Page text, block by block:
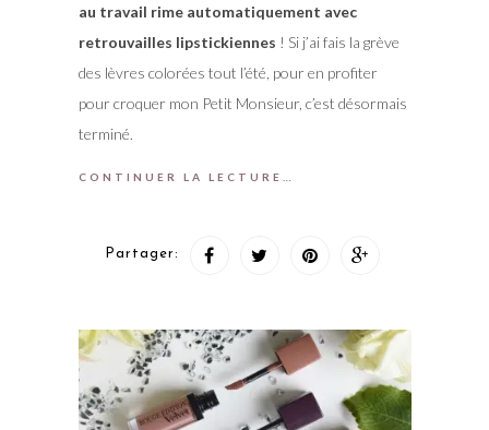
au travail rime automatiquement avec
retrouvailles lipstickiennes ! Si j’ai fais la grève
des lèvres colorées tout l’été, pour en profiter
pour croquer mon Petit Monsieur, c’est désormais
terminé.
CONTINUER LA LECTURE…
Partager: